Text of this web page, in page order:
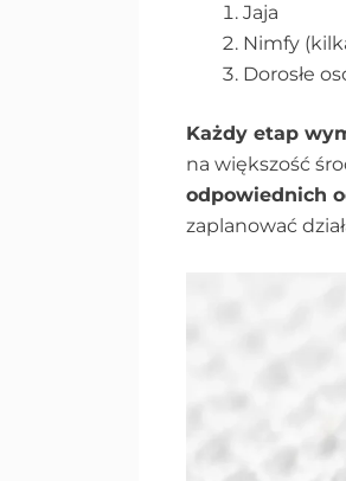
Jaja
Nimfy
Dorosłe
Każdy etap
na większość
odpowiednich
zaplanować